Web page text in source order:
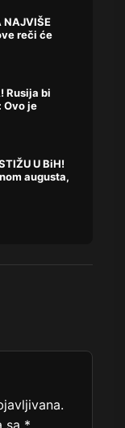
NAJVIŠE
reči će
Rusija bi
Ovo je
U BiH!
augusta,
sa *